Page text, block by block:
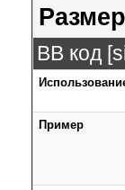
Размер
BB код
Пример